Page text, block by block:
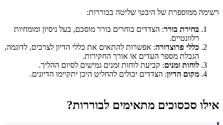
רשימה ממוספרת של היבטי שליטה בבוררות:
בחירת בורר: הצדדים בוחרים בורר מוסכם, בעל ניסיון ומומחיות
רלוונטיים.
כללי פרוצדורה: אפשרות להתאים את כללי הדיון לצרכים, לדוגמה,
הגבלת מספר העדים או אורך החקירות.
לוחות זמנים: קביעת לוחות זמנים גמישים לסיום ההליך.
מקום הדיון: הצדדים יכולים להחליט היכן יתקיימו הדיונים.
אילו סכסוכים מתאימים לבוררות?